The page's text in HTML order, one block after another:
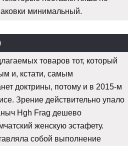
минимальный.
товаров тот, который
и, кстати, самым
доктрины, потому и в 2015-м
Зрение действительно упало
Hgh Frag дешево
женскую эстафету.
собой выполнение